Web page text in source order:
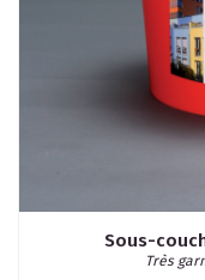
Sous-
Très